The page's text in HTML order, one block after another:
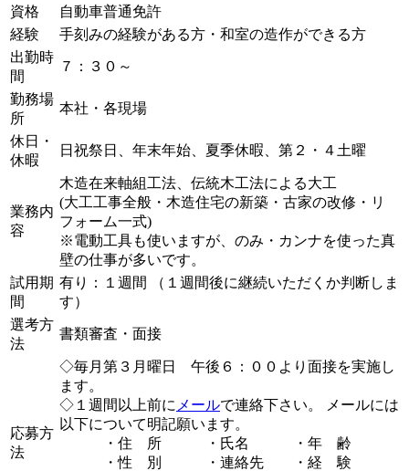
資格
自動車普通免許
経験
手刻みの経験がある方・和室の造作ができる方
出勤時
間
７：３０～
勤務場
所
本社・各現場
休日・
休暇
日祝祭日、年末年始、夏季休暇、第２・４土曜
業務内
容
木造在来軸組工法、伝統木工法による大工
(大工工事全般・木造住宅の新築・古家の改修・リ
フォーム一式)
※電動工具も使いますが、のみ・カンナを使った真
壁の仕事が多いです。
試用期
間
有り：１週間 （１週間後に継続いただくか判断しま
す）
選考方
法
書類審査・面接
応募方
法
◇毎月第３月曜日 午後６：００より面接を実施し
ます。
◇１週間以上前に メールで連絡下さい。 メールには
以下について明記願います。
・住 所 ・氏名 ・年 齢
・性 別 ・連絡先 ・経 験